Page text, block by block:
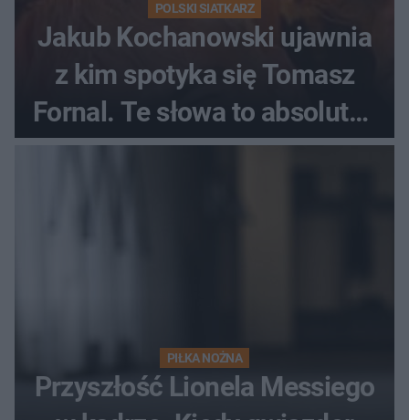
POLSKI SIATKARZ
Jakub Kochanowski ujawnia
z kim spotyka się Tomasz
Fornal. Te słowa to absolutny
hit
PIŁKA NOŻNA
Przyszłość Lionela Messiego